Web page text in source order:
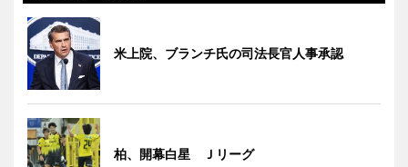
米上院、ブランチ氏の司法長官人事承認
柏、開幕白星 Ｊリーグ